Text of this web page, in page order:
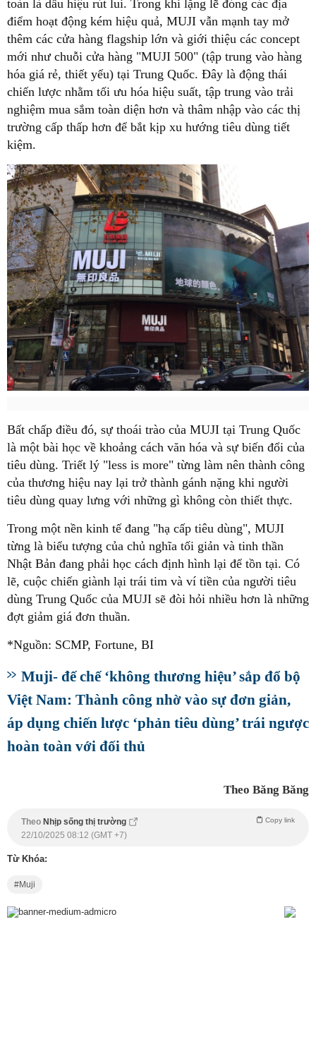
toàn là dấu hiệu rút lui. Trong khi lặng lẽ đóng các địa
điểm hoạt động kém hiệu quả, MUJI vẫn mạnh tay mở
thêm các cửa hàng flagship lớn và giới thiệu các concept
mới như chuỗi cửa hàng "MUJI 500" (tập trung vào hàng
hóa giá rẻ, thiết yếu) tại Trung Quốc. Đây là động thái
chiến lược nhằm tối ưu hóa hiệu suất, tập trung vào trải
nghiệm mua sắm toàn diện hơn và thâm nhập vào các thị
trường cấp thấp hơn để bắt kịp xu hướng tiêu dùng tiết
kiệm.
Bất chấp điều đó, sự thoái trào của MUJI tại Trung Quốc
là một bài học về khoảng cách văn hóa và sự biến đổi của
tiêu dùng. Triết lý "less is more" từng làm nên thành công
của thương hiệu nay lại trở thành gánh nặng khi người
tiêu dùng quay lưng với những gì không còn thiết thực.
Trong một nền kinh tế đang "hạ cấp tiêu dùng", MUJI
từng là biểu tượng của chủ nghĩa tối giản và tinh thần
Nhật Bản đang phải học cách định hình lại để tồn tại. Có
lẽ, cuộc chiến giành lại trái tim và ví tiền của người tiêu
dùng Trung Quốc của MUJI sẽ đòi hỏi nhiều hơn là những
đợt giảm giá đơn thuần.
*Nguồn: SCMP, Fortune, BI
Muji- đế chế ‘không thương hiệu’ sắp đổ bộ
Việt Nam: Thành công nhờ vào sự đơn giản,
áp dụng chiến lược ‘phản tiêu dùng’ trái ngược
hoàn toàn với đối thủ
Theo Băng Băng
Theo Nhịp sống thị trường Copy link
22/10/2025 08:12 (GMT +7)
Từ Khóa:
Muji